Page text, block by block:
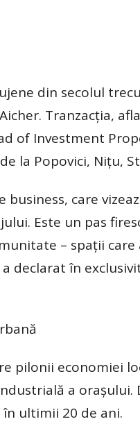
din secolul
Tranzacţia,
of Investment
la Popovici, Niţu,
care
Este un pas
– spaţii
declarat în
pilonii economiei
a
ultimii 20 de ani.